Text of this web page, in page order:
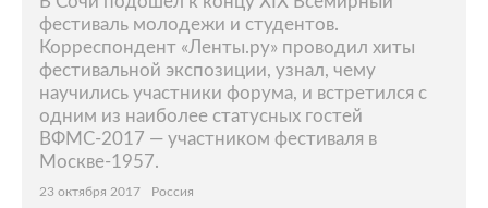
фестиваль молодежи и студентов.
Корреспондент «Ленты.ру» проводил хиты
фестивальной экспозиции, узнал, чему
научились участники форума, и встретился с
одним из наиболее статусных гостей
ВФМС-2017 — участником фестиваля в
Москве-1957.
23 октября 2017 Россия